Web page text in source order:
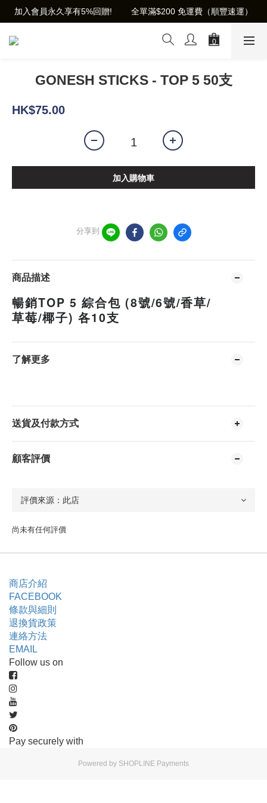
加入會員永久享有5%回贈!        全單滿$200 免運費（順豐速運）
GONESH STICKS - TOP 5 50支
HK$75.00
加入購物車
分享到
商品描述
暢銷TOP 5 綜合包 (8號/6號/香草/
草莓/椰子) 各10支
了解更多
送貨及付款方式
顧客評價
尚未有任何評價
商店介紹
FACEBOOK
條款與細則
退換貨政策
連絡方法
EMAIL
Follow us on
Pay securely with
Powered by SHOPLINE Payments